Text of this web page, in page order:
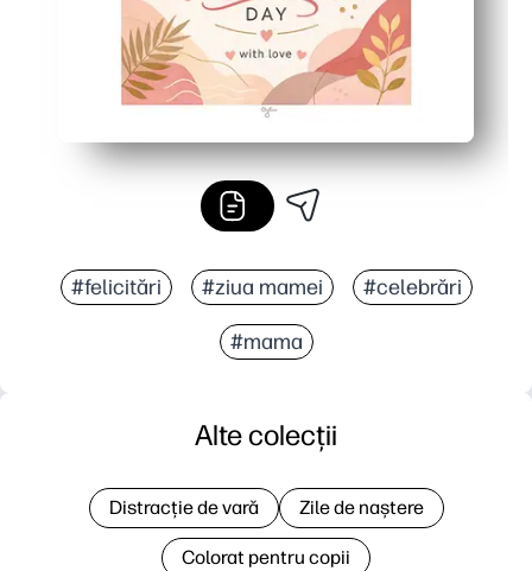
#felicitări #ziua mamei #celebrări
#mama
Alte colecții
Distracție de vară Zile de naștere
Colorat pentru copii